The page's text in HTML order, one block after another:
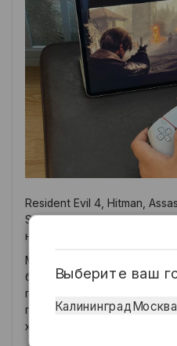
Resident Evil 4, Hitman,
Stranding — всё это идёт
настройках с хорошей
Мощности хватает с
библиотека эксклюзивных
практически не растёт. Те
показывала два года
хотя железо ушло далеко
Выберите ваш
КалининградМосква